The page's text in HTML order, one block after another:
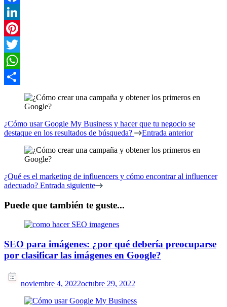
Facebook
LinkedIn
Pinterest
Twitter
WhatsApp
Compartir
Navegación
entradas
¿Cómo usar Google My Business y hacer que tu negocio se
destaque en los resultados de búsqueda?
Entrada anterior
¿Qué es el marketing de influencers y cómo encontrar al influencer
adecuado? Entrada siguiente
Puede que también te guste...
SEO para imágenes: ¿por qué debería preocuparse
por clasificar las imágenes en Google?
noviembre 4, 2022octubre 29, 2022